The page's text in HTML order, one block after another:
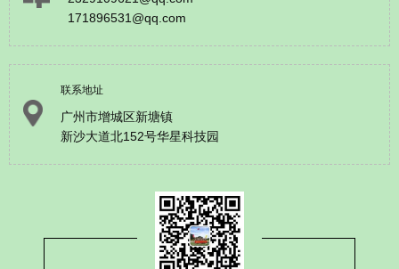
171896531@qq.com
联系地址
广州市增城区新塘镇
新沙大道北152号华星科技园